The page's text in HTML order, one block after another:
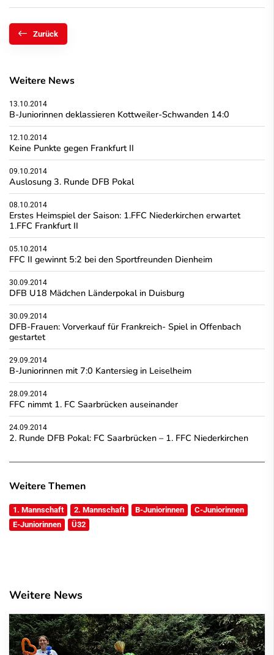
Zurück
Weitere News
13.10.2014
B-Juniorinnen deklassieren Kottweiler-Schwanden 14:0
12.10.2014
Keine Punkte gegen Frankfurt II
09.10.2014
Auslosung 3. Runde DFB Pokal
08.10.2014
Erstes Heimspiel der Saison: 1.FFC Niederkirchen erwartet
1.FFC Frankfurt II
05.10.2014
FFC II gewinnt 5:2 bei den Sportfreunden Dienheim
30.09.2014
DFB U18 Mädchen Länderpokal in Duisburg
30.09.2014
DFB-Frauen: Vorverkauf für Frankreich- Spiel in Offenbach
gestartet
29.09.2014
B-Juniorinnen mit 7:0 Kantersieg in Leiselheim
28.09.2014
FFC nimmt 1. FC Saarbrücken auseinander
24.09.2014
2. Runde DFB Pokal: FC Saarbrücken – 1. FFC Niederkirchen
Weitere Themen
1. Mannschaft 2. Mannschaft B-Juniorinnen
C-Juniorinnen
E-Juniorinnen
Ü32
Weitere News